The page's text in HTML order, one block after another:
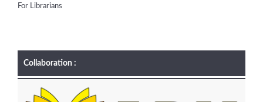
For Librarians
Collaboration :